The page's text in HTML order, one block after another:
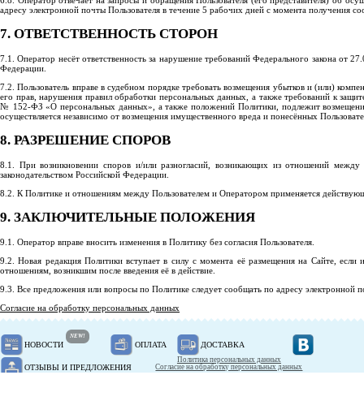
адресу электронной почты Пользователя в течение 5 рабочих дней с момента получения
7. ОТВЕТСТВЕННОСТЬ СТОРОН
7.1. Оператор несёт ответственность за нарушение требований Федерального закона
Федерации.
7.2. Пользователь вправе в судебном порядке требовать возмещения убытков и (или)
его прав, нарушения правил обработки персональных данных, а также требований к
№ 152-ФЗ «О персональных данных», а также положений Политики, подлежит
осуществляется независимо от возмещения имущественного вреда и понесённых
8. РАЗРЕШЕНИЕ СПОРОВ
8.1. При возникновении споров и/или разногласий, возникающих из отношений
законодательством Российской Федерации.
8.2. К Политике и отношениям между Пользователем и Оператором применяется
9. ЗАКЛЮЧИТЕЛЬНЫЕ ПОЛОЖЕНИЯ
9.1. Оператор вправе вносить изменения в Политику без согласия Пользователя.
9.2. Новая редакция Политики вступает в силу с момента её размещения на Сайте,
отношениям, возникшим после введения её в действие.
9.3. Все предложения или вопросы по Политике следует сообщать по адресу электронной
Согласие на обработку персональных данных
НОВОСТИ
NEW!
ОПЛАТА ДОСТАВКА
ОТЗЫВЫ И ПРЕДЛОЖЕНИЯ
Политика персональных данных
Согласие на обработку персональных данных